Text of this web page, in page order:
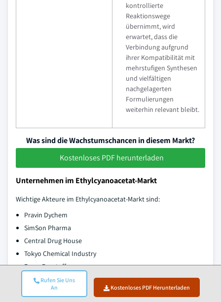
Rufen Sie Uns
An
Kostenloses PDF Herunterladen
kontrollierte
Reaktionswege
übernimmt, wird
erwartet, dass die
Verbindung aufgrund
ihrer Kompatibilität mit
mehrstufigen Synthesen
und vielfältigen
nachgelagerten
Formulierungen
weiterhin relevant bleibt.
Was sind die Wachstumschancen in diesem Markt?
Kostenloses PDF herunterladen
Unternehmen im Ethylcyanoacetat-Markt
Wichtige Akteure im Ethylcyanoacetat-Markt sind:
Pravin Dychem
SimSon Pharma
Central Drug House
Tokyo Chemical Industry
Emco Dyestuff
Merck
Shandong Xinhua Pharma